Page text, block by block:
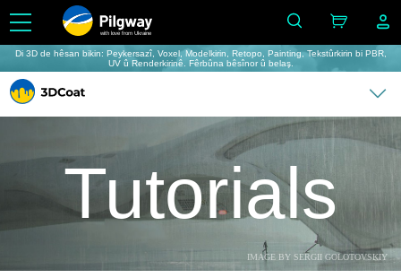
with love from Ukraine
Di 3D de hêsan bikin: Peykersazî, Voxel, Modelkirin, Retopo, Painting, Tekstûrkirin bi PBR,
UV û Renderkirinê. Fêrbûna bêsînor û belaş.
IMAGE BY SERGII GOLOTOVSKIY
Tutorials